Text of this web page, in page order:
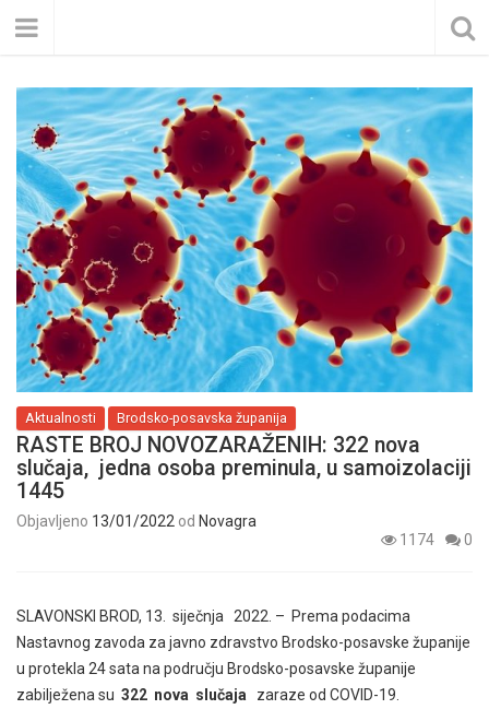
Aktualnosti Brodsko-posavska županija
RASTE BROJ NOVOZARAŽENIH: 322 nova
slučaja, jedna osoba preminula, u samoizolaciji
1445
Objavljeno 13/01/2022 od Novagra
1174
0
SLAVONSKI BROD, 13. siječnja 2022. – Prema podacima
Nastavnog zavoda za javno zdravstvo Brodsko-posavske županije
u protekla 24 sata na području Brodsko-posavske županije
zabilježena su 322 nova slučaja zaraze od COVID-19.